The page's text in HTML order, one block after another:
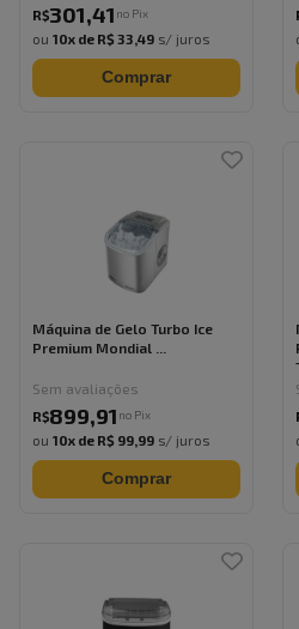
R$301,41 no Pix
ou 10x de R$ 33,49 s/ juros
Comprar
Máquina de Gelo Turbo Ice
Premium Mondial ...
Sem avaliações
R$899,91 no Pix
ou 10x de R$ 99,99 s/ juros
Comprar